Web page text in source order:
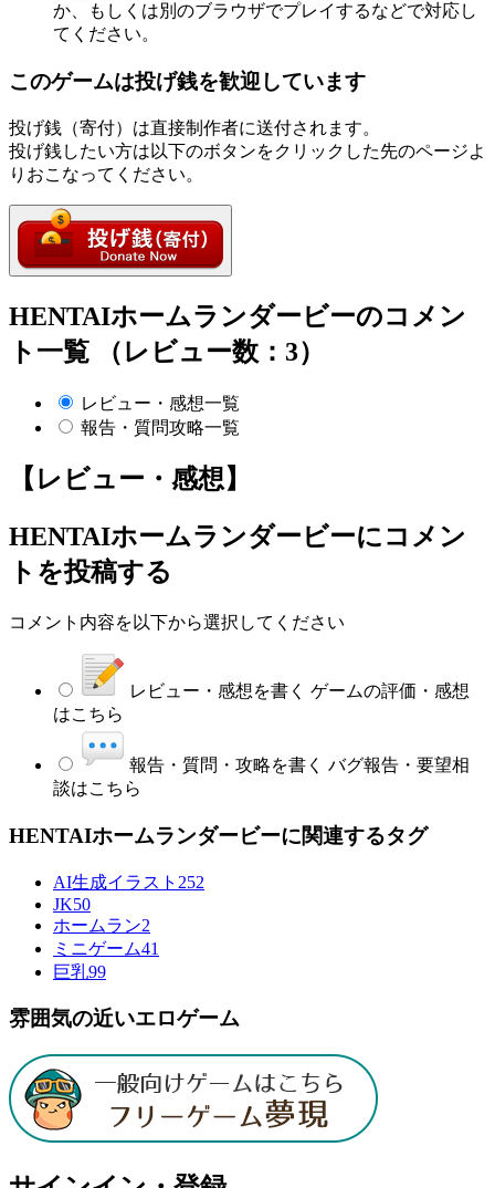
か、もしくは別のブラウザでプレイするなどで対応し
てください。
このゲームは投げ銭を歓迎しています
投げ銭（寄付）は直接制作者に送付されます。
投げ銭したい方は以下のボタンをクリックした先のページよ
りおこなってください。
HENTAIホームランダービーのコメン
ト一覧 （レビュー数：3）
レビュー・感想一覧
報告・質問攻略一覧
【レビュー・感想】
HENTAIホームランダービーにコメン
トを投稿する
コメント内容を以下から選択してください
レビュー・感想を書く ゲームの評価・感想
はこちら
報告・質問・攻略を書く バグ報告・要望相
談はこちら
HENTAIホームランダービーに関連するタグ
AI生成イラスト 252
JK50
ホームラン2
ミニゲーム41
巨乳99
雰囲気の近いエロゲーム